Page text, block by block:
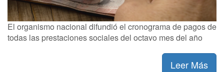
El organismo nacional difundió el cronograma de pagos de
todas las prestaciones sociales del octavo mes del año
Leer Más